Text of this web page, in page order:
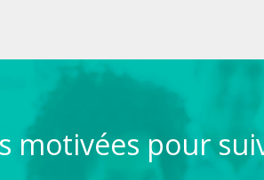
motivées pour